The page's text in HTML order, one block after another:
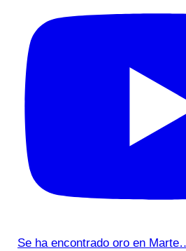
Se ha encontrado oro en